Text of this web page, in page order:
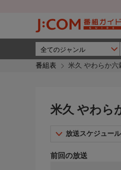
番組表 米久 やわらか六
米久 やわら
放送スケジュー
前回の放送